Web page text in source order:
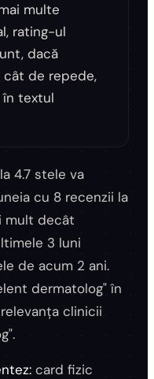
multe
rating-ul
dacă
de repede,
textul
4.7 stele va
cu 8 recenzii la
mult decât
3 luni
de acum 2 ani.
dermatolog" în
clinicii
card fizic